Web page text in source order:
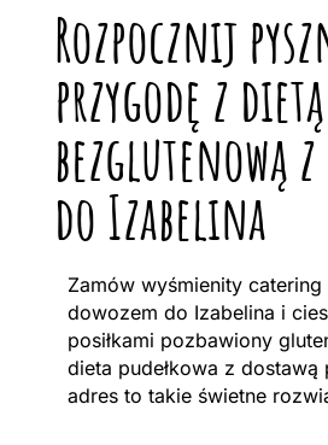
Rozpocznij
przygodę z dietą
bezglutenową
do Izabelina
Zamów wyśmienity
dowozem do Izabelina i
posiłkami pozbawiony
dieta pudełkowa z dostawą
adres to takie świetne